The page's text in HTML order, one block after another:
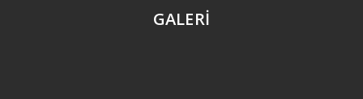
GALERİ